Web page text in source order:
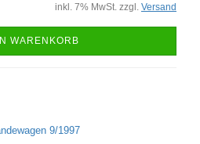
inkl. 7% MwSt. zzgl. Versand
WARENKORB